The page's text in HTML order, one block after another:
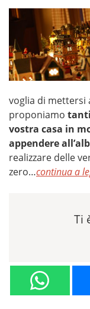
voglia di mettersi
proponiamo
vostra casa in
appendere
realizzare delle
zero…continua a
Ti